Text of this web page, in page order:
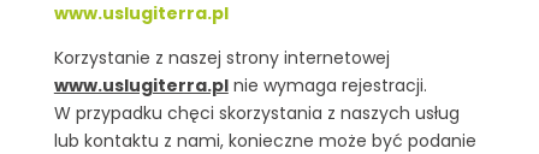
www.uslugiterra.pl
Korzystanie z naszej strony internetowej
www.uslugiterra.plnie wymaga rejestracji.
W przypadku chęci skorzystania z naszych usług
lub kontaktu z nami, konieczne może być podanie